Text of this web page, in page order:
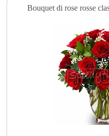
Bouquet di rose rosse